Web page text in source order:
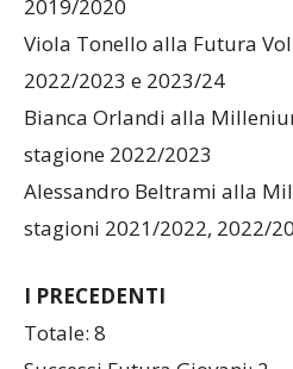
Viola Tonello alla Futura
2022/2023 e 2023/24
Bianca Orlandi alla
stagione 2022/2023
Alessandro Beltrami alla
stagioni 2021/2022, 2022/
Totale: 8
Successi Futura Giovani: 2